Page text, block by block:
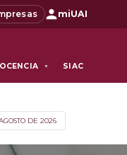
miUAI
▼ SIAC
DE 2026